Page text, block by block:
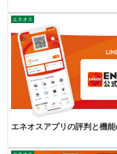
エネオス
エネオスアプリの評判と機